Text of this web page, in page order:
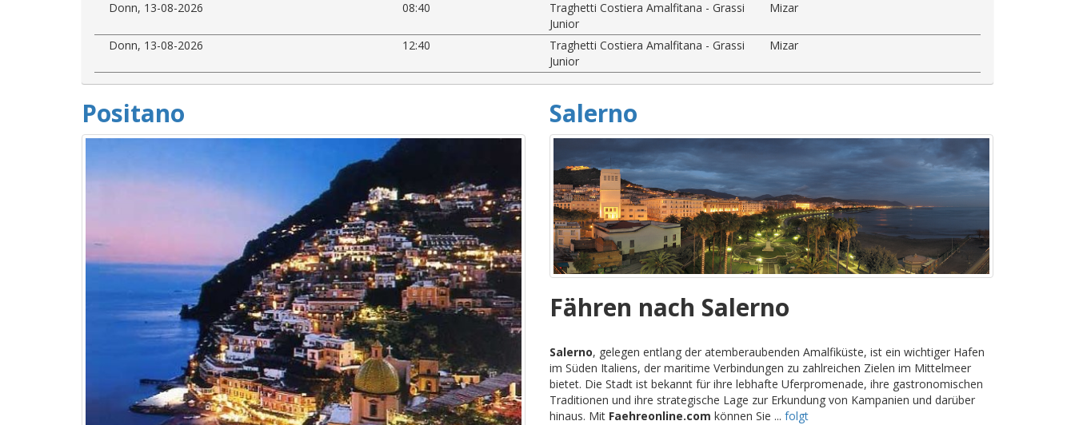
Donn, 13-08-2026 08:40
Traghetti Costiera Amalfitana - Grassi
Junior
Mizar
Donn, 13-08-2026 12:40
Traghetti Costiera Amalfitana - Grassi
Junior
Mizar
Positano Salerno
Fähren nach Salerno
Salerno, gelegen entlang der atemberaubenden Amalfiküste, ist ein wichtiger Hafen
im Süden Italiens, der maritime Verbindungen zu zahlreichen Zielen im Mittelmeer
bietet. Die Stadt ist bekannt für ihre lebhafte Uferpromenade, ihre gastronomischen
Traditionen und ihre strategische Lage zur Erkundung von Kampanien und darüber
hinaus. Mit Faehreonline.com können Sie ... folgt